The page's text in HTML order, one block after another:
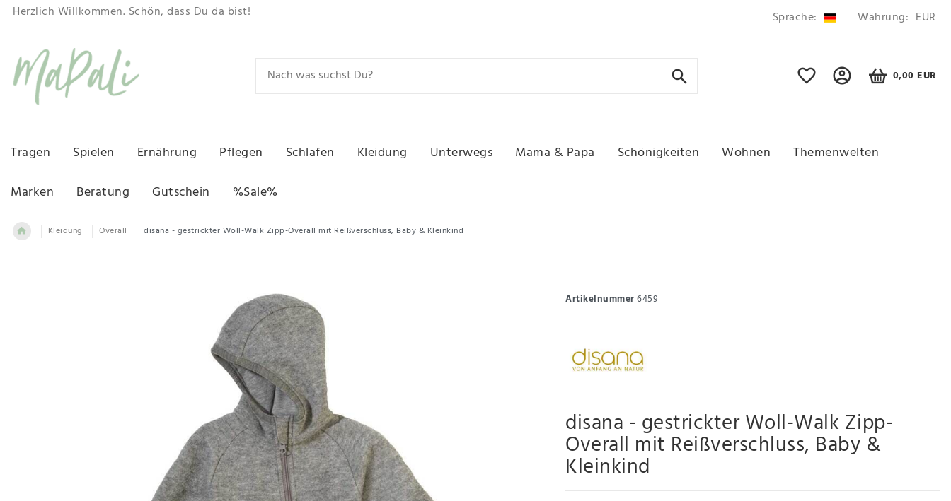
Herzlich Willkommen. Schön, dass Du da bist! Sprache: Währung: EUR
0,00 EUR
Tragen Spielen Ernährung Pflegen Schlafen Kleidung Unterwegs Mama & Papa Schönigkeiten Wohnen
Themenwelten
Marken
Beratung Gutschein %Sale%
Kleidung Overall disana - gestrickter Woll-Walk Zipp-Overall mit Reißverschluss, Baby & Kleinkind
Artikelnummer6459
disana - gestrickter Woll-Walk Zipp-
Overall mit Reißverschluss, Baby &
Kleinkind